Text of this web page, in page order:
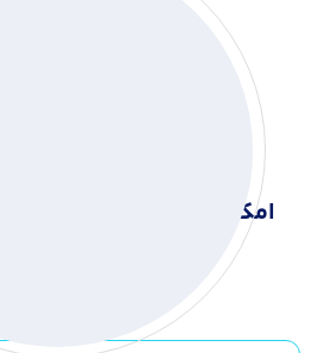
امکانات قالب وب سایت